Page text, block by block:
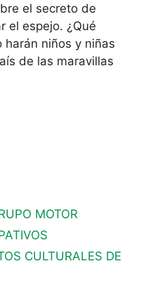
el secreto de
el espejo. ¿Qué
harán niños y niñas
de las maravillas
MOTOR
CULTURALES DE